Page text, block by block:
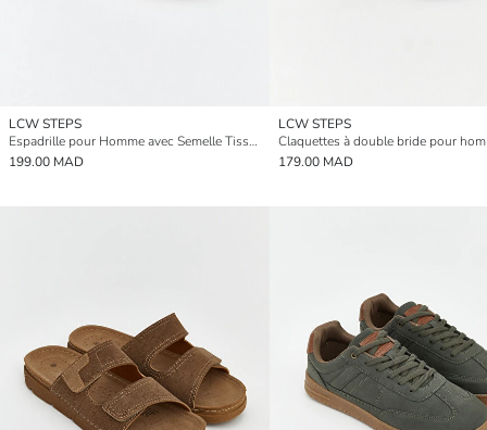
LCW STEPS
Espadrille pour Homme avec Semelle Tissée
199.00 MAD
LCW STEPS
Claquettes à double bride pour
179.00 MAD